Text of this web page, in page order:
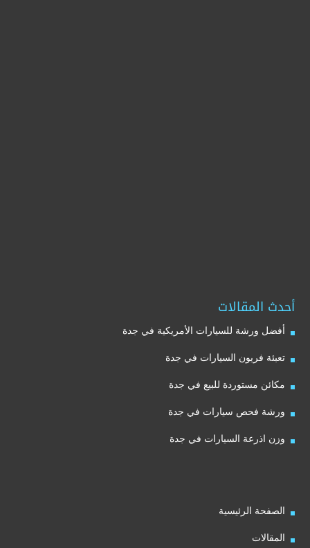
أحدث المقالات
أفضل ورشة للسيارات الأمريكية في جدة
تعبئة فريون السيارات في جدة
مكائن مستوردة للبيع في جدة
ورشة فحص سيارات في جدة
وزن اذرعة السيارات في جدة
الصفحة الرئيسية
المقالات